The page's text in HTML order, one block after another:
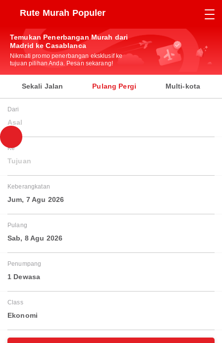
Rute Murah Populer
Temukan Penerbangan Murah dari
Madrid ke Casablanca
Nikmati promo penerbangan eksklusif ke
tujuan pilihan Anda. Pesan sekarang!
Sekali Jalan Pulang Pergi Multi-kota
Dari
Asal
Ke
Tujuan
Keberangkatan
Jum, 7 Agu 2026
Pulang
Sab, 8 Agu 2026
Penumpang
1 Dewasa
Class
Ekonomi